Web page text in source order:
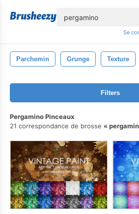
Se
Parchemin Grunge Texture
Filters
Pergamino Pinceaux
21 correspondance de brosse